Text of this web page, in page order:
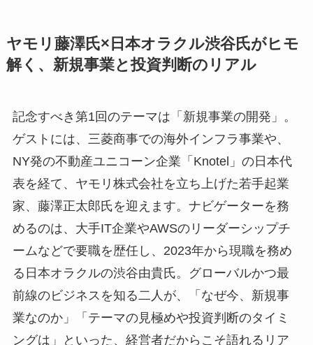
ヤモリ藤澤氏×日本オラクル渋谷氏がヒモ
解く、新規事業と投資判断のリアル
記念すべき第1回のテーマは「新規事業の開発」。
ゲストには、三菱商事での海外インフラ事業や、
NY発の不動産ユニコーン企業「Knotel」の日本代
表を経て、ヤモリ株式会社を立ち上げた若手起業
家、藤澤正太郎氏を迎えます。ナビゲーターを務
めるのは、大手IT企業やAWSのリーダーシップチ
ームなどで要職を歴任し、2023年から現職を務め
る日本オラクルの渋谷由貴氏。グローバルかつ最
前線のビジネスを知る二人が、「なぜ今、新規事
業なのか」「テーマの見極めや投資判断のタイミ
ングは」といった、経営者だからこそ語れるリア